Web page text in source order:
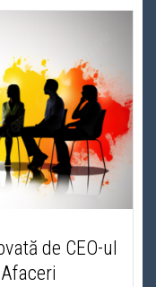
de CEO-ul